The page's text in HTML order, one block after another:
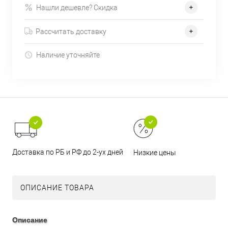
Нашли дешевле? Скидка
Рассчитать доставку
Наличие уточняйте
Доставка по РБ и РФ до 2-ух дней Низкие цены
ОПИСАНИЕ ТОВАРА
Описание